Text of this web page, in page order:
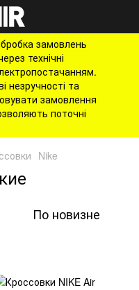
замовлень
технічні
та
замовлення
поточні
Nike
По новизне